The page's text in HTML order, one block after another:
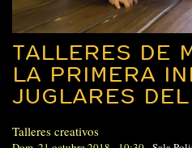
TALLERES DE
LA PRIMERA
JUGLARES
Talleres creativos